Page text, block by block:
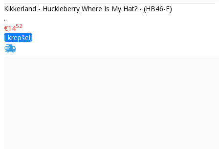
Kikkerland - Huckleberry Where Is My Hat? - (HB46-F)
..
€1452
Į krepšelį